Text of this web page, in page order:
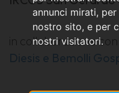
annunci mirati,
nostro sito, e per
nostri visitatori.
in collaborazione con:
Diesis e Bemolli